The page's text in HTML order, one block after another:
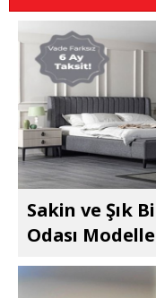
Sakin ve Şık
Odası